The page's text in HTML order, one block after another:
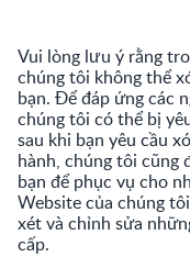
Vui lòng lưu ý rằng
chúng tôi không thể
bạn. Để đáp ứng các
chúng tôi có thể bị
sau khi bạn yêu cầu
hành, chúng tôi cũng
bạn để phục vụ cho
Website của chúng
xét và chỉnh sửa
cấp.